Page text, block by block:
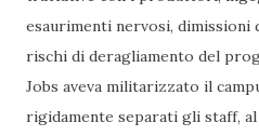
esaurimenti nervosi, dimissioni
rischi di deragliamento del
Jobs aveva militarizzato il
rigidamente separati gli staff,